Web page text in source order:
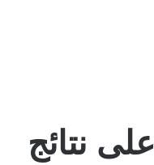
نتائج